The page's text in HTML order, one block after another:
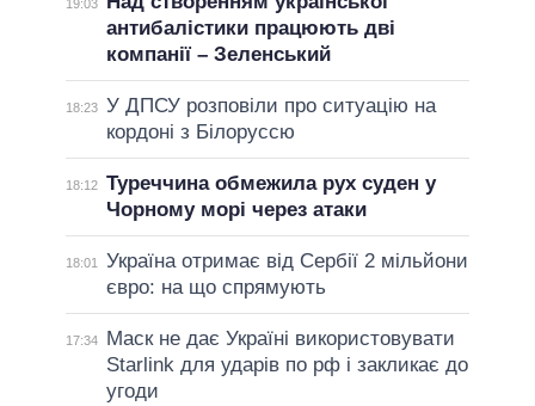
19:03
антибалістики працюють дві
компанії – Зеленський
18:23 У ДПСУ розповіли про ситуацію на
кордоні з Білоруссю
18:12 Туреччина обмежила рух суден у
Чорному морі через атаки
18:01
Україна отримає від Сербії 2 мільйони
євро: на що спрямують
17:34
Маск не дає Україні використовувати
Starlink для ударів по рф і закликає до
угоди